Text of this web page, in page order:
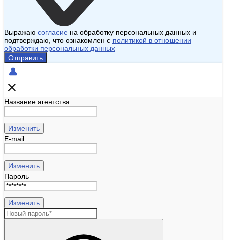
Выражаю согласие на обработку персональных данных и
подтверждаю, что ознакомлен с политикой в отношении
обработки персональных данных
Отправить
Название агентства
Изменить
E-mail
Изменить
Пароль
Изменить